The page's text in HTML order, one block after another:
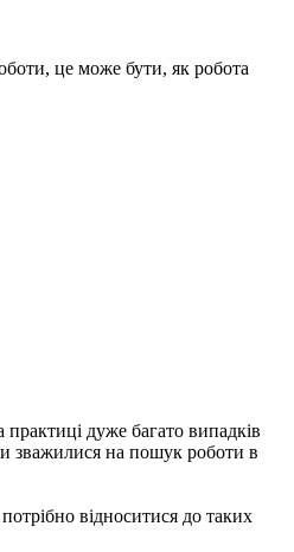
це може бути, як робота
дуже багато випадків
зважилися на пошук роботи в
відноситися до таких